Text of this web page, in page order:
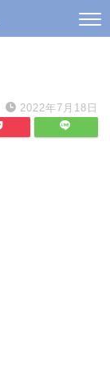
2022年7月18日